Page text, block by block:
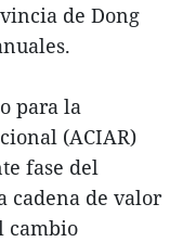
de Dong
para la
(ACIAR)
fase del
cadena de valor
cambio